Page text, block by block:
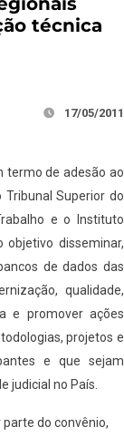
técnica
17/05/2011
termo de adesão ao
Superior do
e o Instituto
disseminar,
de dados das
qualidade,
e promover ações
projetos e
e que sejam
judicial no País.
do convênio,